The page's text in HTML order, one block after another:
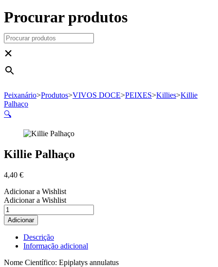
Procurar produtos
×
Peixanário>Produtos>VIVOS DOCE>PEIXES>Killies>Killie
Palhaço
🔍
Killie Palhaço
4,40 €
Adicionar a Wishlist
Adicionar a Wishlist
Quantidade
de
Killie
Palhaço
Adicionar
Descrição
Informação adicional
Nome Científico: Epiplatys annulatus